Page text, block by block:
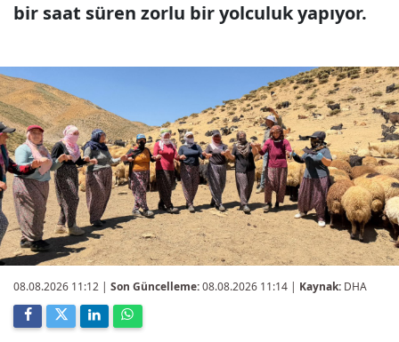
bir saat süren zorlu bir yolculuk yapıyor.
08.08.2026 11:12 | Son Güncelleme:08.08.2026 11:14 | Kaynak: DHA